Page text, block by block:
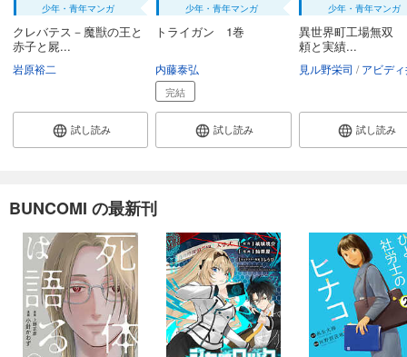
74円 (税込)
カート
試し読み
あらすじを表示する
【分冊版】竜馬がゆく(30)
74円 (税込)
あらすじを表示する
【分冊版】竜馬がゆく(31)
74円 (税込)
カート
試し読み
あらすじを表示する
少年・青年マンガ
クレバテス－魔獣の王と
赤子と屍...
岩原裕二
試し読み
少年・青年マンガ
トライガン 1巻
内藤泰弘
完結
試し読み
少年・青年マンガ
異世界町工場無双
頼と実績...
見ル野栄司 アビデ
試し読み
BUNCOMI の最新刊